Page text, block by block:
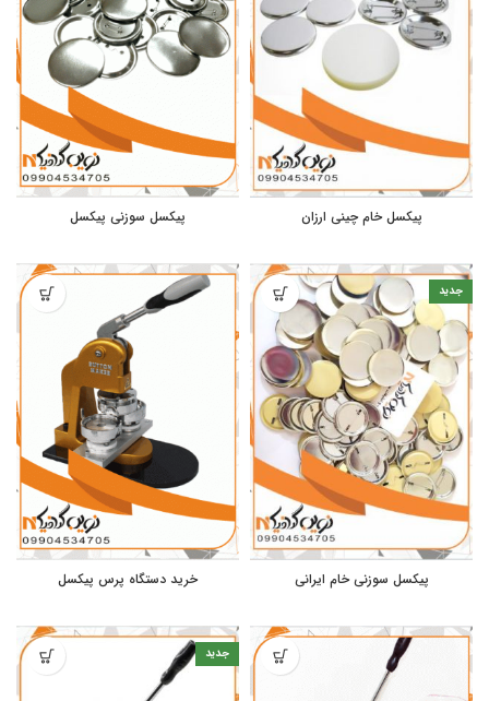
پیکسل خام چینی ارزان پیکسل سوزنی پیکسل
جدید
پیکسل سوزنی خام ایرانی خرید دستگاه پرس پیکسل
جدید